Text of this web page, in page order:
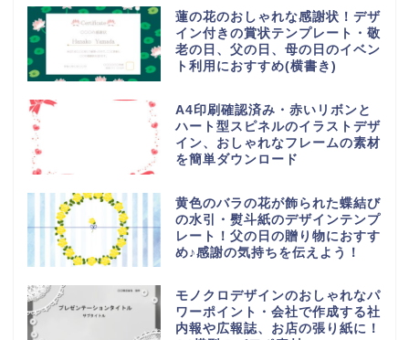
蓮の花のおしゃれな感謝状！デザ
イン付きの賞状テンプレート・敬
老の日、父の日、母の日のイベン
ト利用におすすめ(横書き)
A4印刷確認済み・赤いリボンと
ハート型スピネルのイラストデザ
イン、おしゃれなフレームの素材
を簡単ダウンロード
黄色のバラの花が飾られた蝶結び
の水引・熨斗紙のデザインテンプ
レート！父の日の贈り物におすす
め♪感謝の気持ちを伝えよう！
モノクロデザインのおしゃれなパ
ワーポイント・会社で作成する社
内報や広報誌、お店の張り紙に！